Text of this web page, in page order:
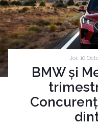
Joi, 10
BMW și